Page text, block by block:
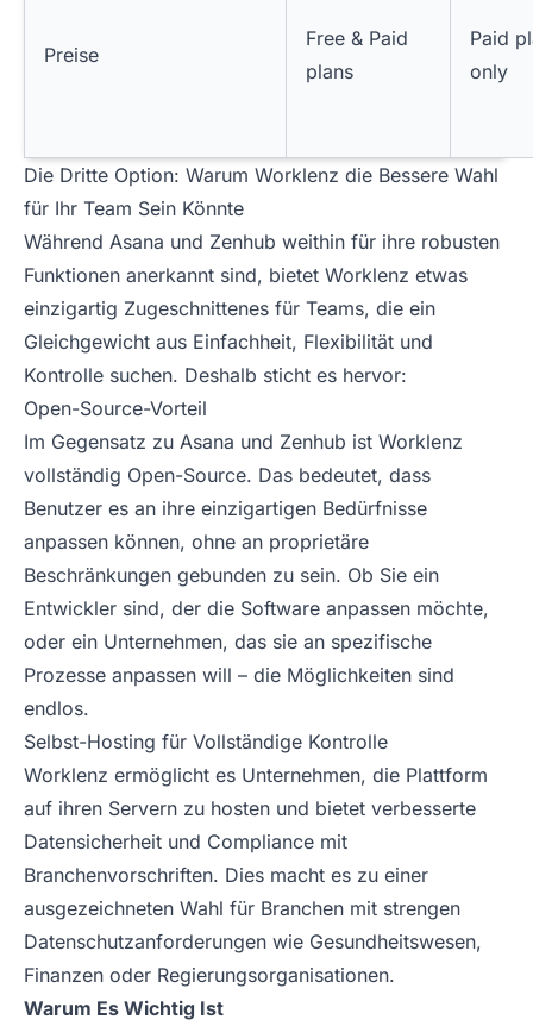
Preise
Free & Paid
plans
Paid
only
Die Dritte Option: Warum Worklenz die Bessere Wahl
für Ihr Team Sein Könnte
Während Asana und Zenhub weithin für ihre robusten
Funktionen anerkannt sind, bietet Worklenz etwas
einzigartig Zugeschnittenes für Teams, die ein
Gleichgewicht aus Einfachheit, Flexibilität und
Kontrolle suchen. Deshalb sticht es hervor:
Open-Source-Vorteil
Im Gegensatz zu Asana und Zenhub ist Worklenz
vollständig Open-Source. Das bedeutet, dass
Benutzer es an ihre einzigartigen Bedürfnisse
anpassen können, ohne an proprietäre
Beschränkungen gebunden zu sein. Ob Sie ein
Entwickler sind, der die Software anpassen möchte,
oder ein Unternehmen, das sie an spezifische
Prozesse anpassen will – die Möglichkeiten sind
endlos.
Selbst-Hosting für Vollständige Kontrolle
Worklenz ermöglicht es Unternehmen, die Plattform
auf ihren Servern zu hosten und bietet verbesserte
Datensicherheit und Compliance mit
Branchenvorschriften. Dies macht es zu einer
ausgezeichneten Wahl für Branchen mit strengen
Datenschutzanforderungen wie Gesundheitswesen,
Finanzen oder Regierungsorganisationen.
Warum Es Wichtig Ist